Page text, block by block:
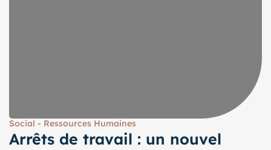
Social - Ressources Humaines
Arrêts de travail : un nouvel